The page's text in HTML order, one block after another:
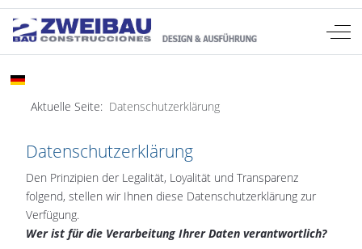
Off-
Aktuelle Seite: Datenschutzerklärung
Sprache auswählen
Datenschutzerklärung
Den Prinzipien der Legalität, Loyalität und Transparenz
folgend, stellen wir Ihnen diese Datenschutzerklärung zur
Verfügung.
Wer ist für die Verarbeitung Ihrer Daten verantwortlich?